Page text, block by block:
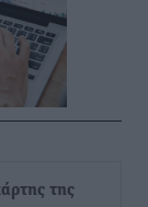
της